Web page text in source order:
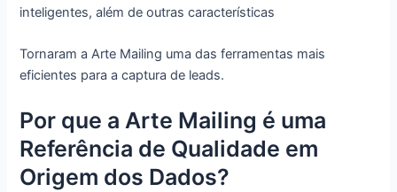
inteligentes, além de outras características
Tornaram a Arte Mailing uma das ferramentas mais
eficientes para a captura de leads.
Por que a Arte Mailing é uma
Referência de Qualidade em
Origem dos Dados?